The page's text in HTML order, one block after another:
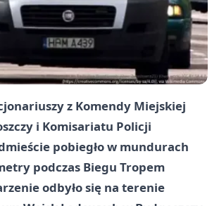
z Komendy Miejskiej
i Komisariatu Policji
pobiegło w mundurach
podczas Biegu Tropem
odbyło się na terenie